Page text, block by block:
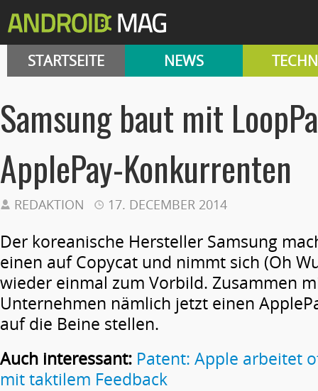
STARTSEITE NEWS
Samsung baut mit
ApplePay-Konkurrenten
REDAKTION 17. DECEMBER 2014
Der koreanische Hersteller Samsung
einen auf Copycat und nimmt sich (Oh
wieder einmal zum Vorbild. Zusammen
Unternehmen nämlich jetzt einen
auf die Beine stellen.
Auch interessant: Patent: Apple arbeitet
mit taktilem Feedback